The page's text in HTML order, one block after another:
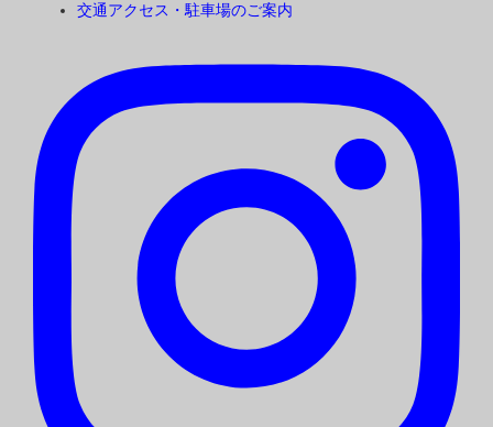
交通アクセス・駐車場のご案内